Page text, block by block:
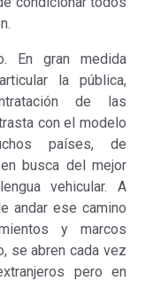
En gran medida
la pública,
de las
con el modelo
países, de
busca del mejor
vehicular. A
andar ese camino
y marcos
se abren cada vez
pero en